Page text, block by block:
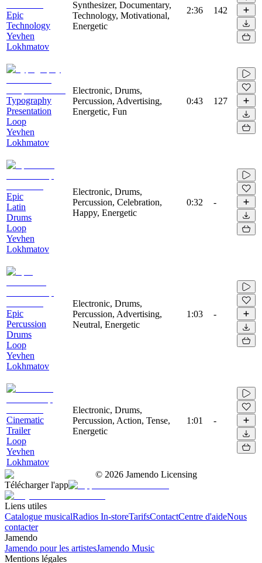
Epic
Technology
Yevhen
Lokhmatov
Synthesizer, Documentary,
Technology, Motivational,
Energetic
2:36 142
Typography
Presentation
Loop
Yevhen
Lokhmatov
Electronic, Drums,
Percussion, Advertising,
Energetic, Fun
0:43 127
Epic
Latin
Drums
Loop
Yevhen
Lokhmatov
Electronic, Drums,
Percussion, Celebration,
Happy, Energetic
0:32 -
Epic
Percussion
Drums
Loop
Yevhen
Lokhmatov
Electronic, Drums,
Percussion, Advertising,
Neutral, Energetic
1:03 -
Cinematic
Trailer
Loop
Yevhen
Lokhmatov
Electronic, Drums,
Percussion, Action, Tense,
Energetic
1:01 -
© 2026 Jamendo Licensing
Télécharger l'app
Liens utiles
Catalogue musicalRadios In-storeTarifsContactCentre d'aideNous
contacter
Jamendo
Jamendo pour les artistesJamendo Music
Mentions légales